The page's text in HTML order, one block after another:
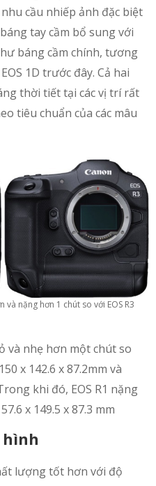
cầu nhiếp ảnh đặc biệt
tay cầm bổ sung với
báng cầm chính, tương
1D trước đây. Cả hai
thời tiết tại các vị trí rất
tiêu chuẩn của các mâu
và nặng hơn 1 chút so với EOS R3
và nhẹ hơn một chút so
x 142.6 x 87.2mm và
khi đó, EOS R1 nặng
x 149.5 x 87.3 mm
lượng tốt hơn với độ